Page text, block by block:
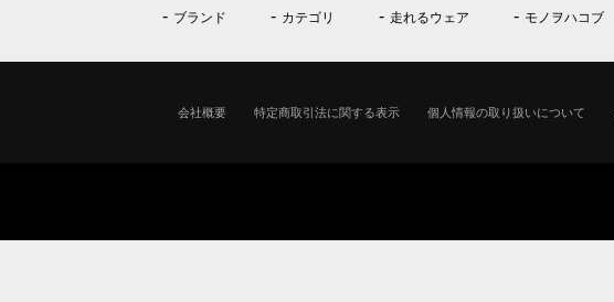
ブランド カテゴリ 走れるウェア モノヲハコブ
会社概要 特定商取引法に関する表示 個人情報の取り扱いについて